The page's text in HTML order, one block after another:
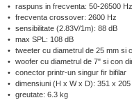
raspuns in frecventa: 50-26500 Hz
frecventa crossover: 2600 Hz
sensibilitate (2.83V/1m): 88 dB
max SPL: 108 dB
tweeter cu diametrul de 25 mm si
woofer cu diametrul de 7" si con
conector printr-un singur fir bifilar
dimensiuni (H x W x D): 351 x
greutate: 6.3 kg